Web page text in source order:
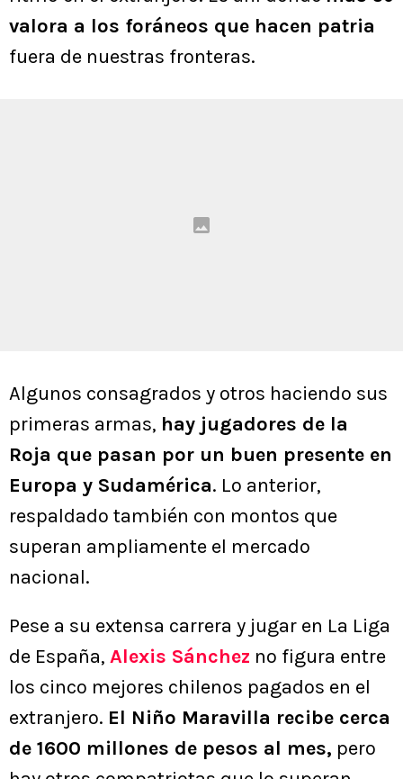
valora a los foráneos que hacen patria
fuera de nuestras fronteras.
Algunos consagrados y otros haciendo sus
primeras armas, hay jugadores de la
Roja que pasan por un buen presente en
Europa y Sudamérica. Lo anterior,
respaldado también con montos que
superan ampliamente el mercado
nacional.
Pese a su extensa carrera y jugar en La Liga
de España, Alexis Sánchez no figura entre
los cinco mejores chilenos pagados en el
extranjero. El Niño Maravilla recibe cerca
de 1600 millones de pesos al mes, pero